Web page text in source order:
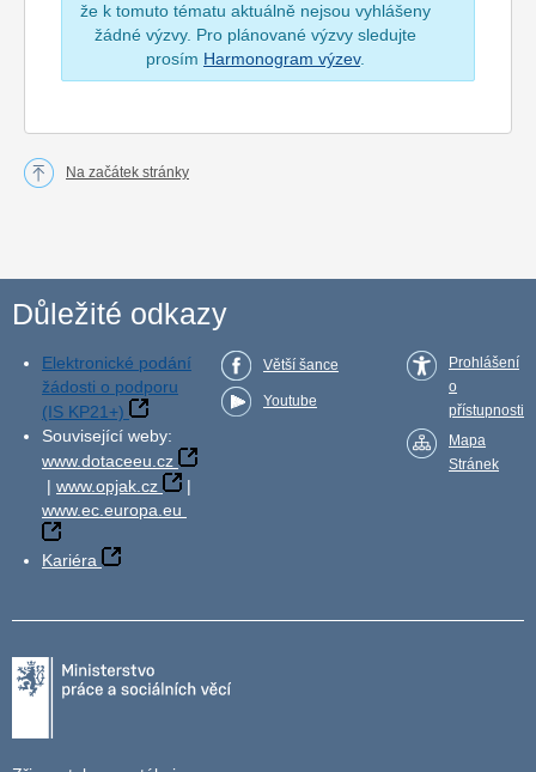
že k tomuto tématu aktuálně nejsou vyhlášeny
žádné výzvy. Pro plánované výzvy sledujte
prosím Harmonogram výzev.
Na začátek stránky
Důležité odkazy
Elektronické podání
žádosti o podporu
(IS KP21+)
Související weby:
www.dotaceeu.cz
| www.opjak.cz
|
www.ec.europa.eu
Kariéra
Větší šance
Youtube
Prohlášení
o
přístupnosti
Mapa
Stránek